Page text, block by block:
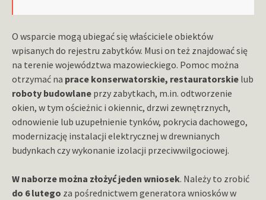
O wsparcie mogą ubiegać się właściciele obiektów
wpisanych do rejestru zabytków. Musi on też znajdować się
na terenie województwa mazowieckiego. Pomoc można
otrzymać na prace konserwatorskie, restauratorskie lub
roboty budowlane przy zabytkach, m.in. odtworzenie
okien, w tym ościeżnic i okiennic, drzwi zewnętrznych,
odnowienie lub uzupełnienie tynków, pokrycia dachowego,
modernizację instalacji elektrycznej w drewnianych
budynkach czy wykonanie izolacji przeciwwilgociowej.
W naborze można złożyć jeden wniosek. Należy to zrobić
do 6 lutego za pośrednictwem generatora wniosków w